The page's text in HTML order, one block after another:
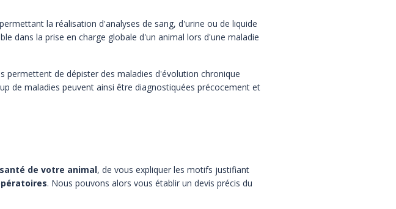
la réalisation d'analyses de sang, d'urine ou de liquide
dans la prise en charge globale d'un animal lors d'une maladie
permettent de dépister des maladies d'évolution chronique
de maladies peuvent ainsi être diagnostiquées précocement et
de votre animal, de vous expliquer les motifs justifiant
. Nous pouvons alors vous établir un devis précis du